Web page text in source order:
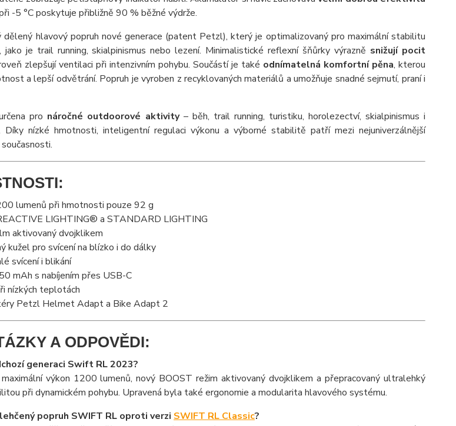
-5 °C poskytuje přibližně 90 % běžné výdrže.
dělený hlavový popruh nové generace (patent Petzl), který je optimalizovaný pro maximální stabilitu
jako je trail running, skialpinismus nebo lezení. Minimalistické reflexní šňůrky výrazně snižují pocit
zlepšují ventilaci při intenzivním pohybu. Součástí je také odnímatelná komfortní pěna, kterou
a lepší odvětrání. Popruh je vyroben z recyklovaných materiálů a umožňuje snadné sejmutí, praní i
pro náročné outdoorové aktivity– běh, trail running, turistiku, horolezectví, skialpinismus i
Díky nízké hmotnosti, inteligentní regulaci výkonu a výborné stabilitě patří mezi nejuniverzálnější
lumenů při hmotnosti pouze 92 g
LIGHTING® a STANDARD LIGHTING
aktivovaný dvojklikem
kužel pro svícení na blízko i do dálky
svícení i blikání
mAh s nabíjením přes USB-C
nízkých teplotách
Petzl Helmet Adapt a Bike Adapt 2
A ODPOVĚDI:
generaci Swift RL 2023?
výkon 1200 lumenů, nový BOOST režim aktivovaný dvojklikem a přepracovaný ultralehký
při dynamickém pohybu. Upravená byla také ergonomie a modularita hlavového systému.
popruh SWIFT RL oproti verzi SWIFT RL Classic?